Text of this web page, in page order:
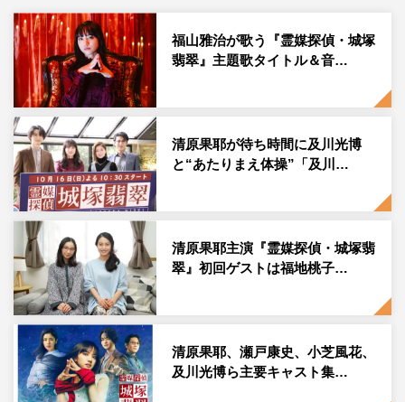
本作は、相沢沙呼による累計60万部突破の大ヒット小説
「medium 霊媒探偵城塚翡翠」をドラマ化。“霊が視え
る”という能力を持つ翠色の瞳の霊媒師・城塚翡翠（清
原）が、死者からのヒントを頼りに「霊媒探偵」として難
解な事件と向き合っていく異色の探偵ドラマだ。
霊視には証拠能力がないため、誰からも信じてもらうこと
ができない。そんな中、一体彼女はどんな方法で事件を解
決に導いていくのか。そんな翡翠の前に現れたのは、聡明
な雰囲気が漂う人気推理作家・香月史郎（瀬戸康史）。
論理的な思考を持ち、警察からも一目置かれる香月は、翡
翠に足りない「論理」を駆使し、共に事件を解決に導いて
いく。“最強のバディ”となっていく翡翠と香月、そして次
第に香月は翡翠に引かれていくが、想像を絶する展開が2
人に襲いかかる。
福山雅治が歌う『霊媒探偵・城塚
翡翠』主題歌タイトル＆音…
清原果耶が待ち時間に及川光博
と“あたりまえ体操”「及川…
清原果耶主演『霊媒探偵・城塚翡
翠』初回ゲストは福地桃子…
清原果耶、瀬戸康史、小芝風花、
及川光博ら主要キャスト集…